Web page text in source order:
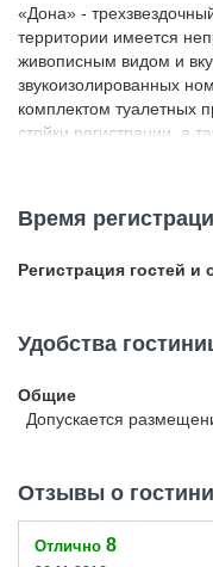
«Дона» -
территории имеется
живописным видом и
звукоизолированных
комплектом туалетных
стойки регистрации, а
автомобиле,
Время
Регистрация гостей и
Удобства
Общие
Допускается
Отзывы о
Отлично 8